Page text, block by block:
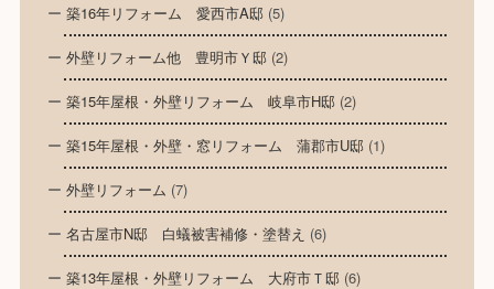
築16年リフォーム 愛西市A邸(5)
外壁リフォーム他 豊明市Ｙ邸(2)
築15年屋根・外壁リフォーム 岐阜市H邸(2)
築15年屋根・外壁・窓リフォーム 蒲郡市U邸(1)
外壁リフォーム (7)
名古屋市N邸 白蟻被害補修・塗替え (6)
築13年屋根・外壁リフォーム 大府市Ｔ邸(6)